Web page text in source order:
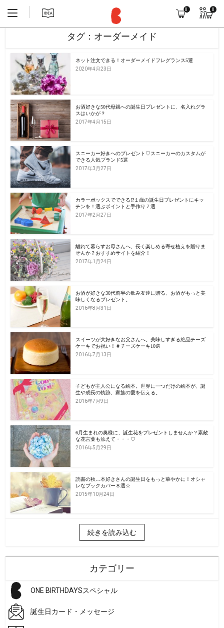
0 0
タグ：オーダーメイド
ネット注文できる！オーダーメイドフレグランス5選
2020年4月23日
お酒好きな50代母親への誕生日プレゼントに、名入れグラ
スはいかが？
2017年4月15日
スニーカー好きへのプレゼント♡スニーカーのカスタムが
できる人気ブランド5選
2017年3月27日
カラーボックスでできる!?１歳の誕生日プレゼントにキッ
チンを！選ぶポイントと手作り７選
2017年2月27日
離れて暮らすお母さんへ、長く楽しめる寄せ植えを贈りま
せんか？おすすめサイトを紹介！
2017年1月24日
お酒が好きな30代前半の飲み友達に贈る、お酒がもっと美
味しくなるプレゼント。
2016年8月31日
スイーツが大好きなお父さんへ。美味しすぎる絶品チーズ
ケーキでお祝い！＃チーズケーキ10選
2016年7月13日
子どもが主人公になる絵本。世界に一つだけの絵本が、誕
生や成長の軌跡、家族の愛を伝える。
2016年7月9日
6月生まれの奥様に、誕生花をプレゼントしませんか？素敵
な花言葉も添えて・・・♡
2016年5月29日
読書の秋…本好きさんの誕生日をもっと華やかに！オシャ
レなブックカバー８選☆
2015年10月24日
続きを読み込む
カテゴリー
ONE BIRTHDAYSスペシャル
誕生日カード・メッセージ